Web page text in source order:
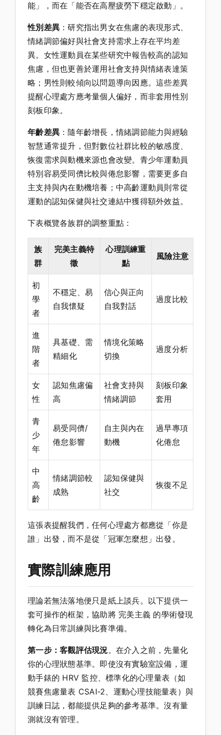
能」，而在「能否在高壓疲勞下穩定啟動」。
性別差異 ：研究指出男女在焦慮的表現形式、
情緒調節偏好與社會支持需求上存在平均差
異。女性運動員在某些研究中報告較高的認知
焦慮，但也更善於運用社會支持與情緒表達策
略；男性則較傾向以問題導向因應。這些差異
提醒心理處方應考量個人偏好，而非套用性別
刻板印象。
年齡差異 ：隨年齡增長，情緒調節能力與經驗
智慧通常提升，但對數位社群比較的敏感度、
恢復需求與動機來源也會改變。青少年運動員
特別容易受同儕比較與倦怠影響，需要更多自
主支持與內在動機培養；中高齡運動員則常從
運動的認知保健與社交連結中獲得額外效益。
下表概覽各族群的調整重點：
族
群
完美主義特
徵
心理訓練重
點
風險注意
初
學
者
不穩定、易
自我懷疑
信心與正向
自我對話
過度比較
進
階
者
具基礎、需
精細化
情境化策略
切換
過度分析
女
性
認知焦慮偏
高
社會支持與
情緒調節
刻板印象
套用
青
少
年
易受同儕/
倦怠影響
自主與內在
動機
過早專項
化倦怠
中
高
齡
情緒調節較
成熟
認知保健與
社交
恢復不足
這張表提醒我們，任何心理處方都應從「你是
誰」出發，而不是從「冠軍怎麼想」出發。
實際訓練應用
理論若無法落地便只是紙上談兵。以下提供一
套可操作的框架，協助將 完美主義 的學術發現
轉化為日常訓練與比賽準備。
第一步：客觀評估現況。在介入之前，先量化
你的心理狀態基準。即使沒有實驗室設備，運
動手錶的 HRV 監控、標準化的心理量表（如
競賽焦慮量表 CSAI-2、運動心理技能量表）與
訓練日誌，都能提供足夠的參考基準。沒有量
測就沒有管理。